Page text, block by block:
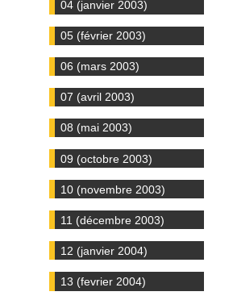
04 (janvier 2003)
05 (février 2003)
06 (mars 2003)
07 (avril 2003)
08 (mai 2003)
09 (octobre 2003)
10 (novembre 2003)
11 (décembre 2003)
12 (janvier 2004)
13 (fevrier 2004)